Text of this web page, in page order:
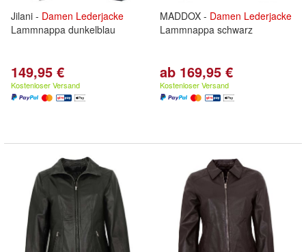
Jilani - Damen Lederjacke
Lammnappa dunkelblau
149,95 €
Kostenloser Versand
MADDOX - Damen Lederjacke
Lammnappa schwarz
ab 169,95 €
Kostenloser Versand